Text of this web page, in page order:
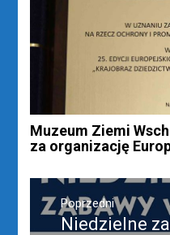
Muzeum Ziemi
za organizację
Nawigacja
wpisuPoprzedni
Poprzedni
Niedzielne